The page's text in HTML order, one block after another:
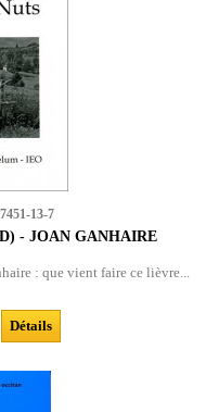
13-7
- JOAN GANHAIRE
: que vient faire ce lièvre...
Détails